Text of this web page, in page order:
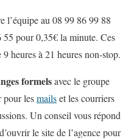
l’équipe au 08 99 86 99 88
pour 0,35€ la minute. Ces
heures à 21 heures non-stop.
formelsavec le groupe
pour lesmailset les courriers
Un conseil vous répond
le site de l’agence pour